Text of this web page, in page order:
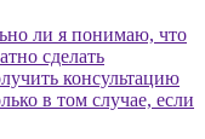
ли я понимаю, что
сделать
консультацию
в том случае, если